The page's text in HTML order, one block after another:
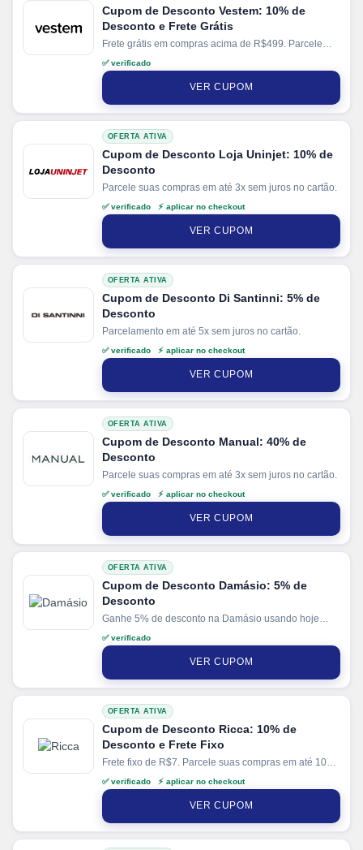
Cupom de Desconto Vestem: 10% de
Desconto e Frete Grátis
Frete grátis em compras acima de R$499. Parcele
suas compras em até 4x sem juros no cartão. Ganhe
+ 5% de desconto em pagamentos via PIX.
✅ verificado
VER CUPOM
OFERTA ATIVA
Cupom de Desconto Loja Uninjet: 10% de
Desconto
Parcele suas compras em até 3x sem juros no cartão.
✅ verificado ⚡ aplicar no checkout
VER CUPOM
OFERTA ATIVA
Cupom de Desconto Di Santinni: 5% de
Desconto
Parcelamento em até 5x sem juros no cartão.
✅ verificado ⚡ aplicar no checkout
VER CUPOM
OFERTA ATIVA
Cupom de Desconto Manual: 40% de
Desconto
Parcele suas compras em até 3x sem juros no cartão.
✅ verificado ⚡ aplicar no checkout
VER CUPOM
OFERTA ATIVA
Cupom de Desconto Damásio: 5% de
Desconto
Ganhe 5% de desconto na Damásio usando hoje
nosso cupom de desconto.
✅ verificado
VER CUPOM
OFERTA ATIVA
Cupom de Desconto Ricca: 10% de
Desconto e Frete Fixo
Frete fixo de R$7. Parcele suas compras em até 10x
sem juros no cartão. Ganhe + 3% de desconto em
pagamentos via PIX.
✅ verificado ⚡ aplicar no checkout
VER CUPOM